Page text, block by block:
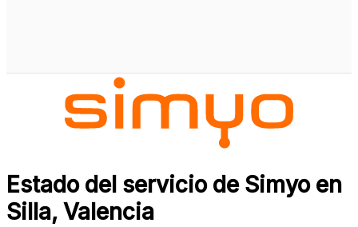
Estado del servicio de Simyo en
Silla, Valencia